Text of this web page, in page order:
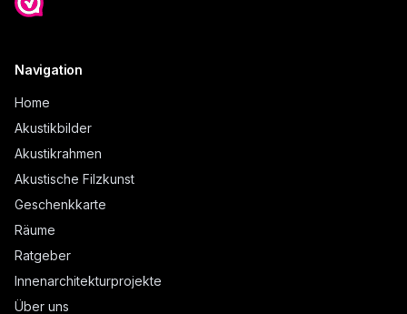
Navigation
Home
Akustikbilder
Akustikrahmen
Akustische Filzkunst
Geschenkkarte
Räume
Ratgeber
Innenarchitekturprojekte
Über uns